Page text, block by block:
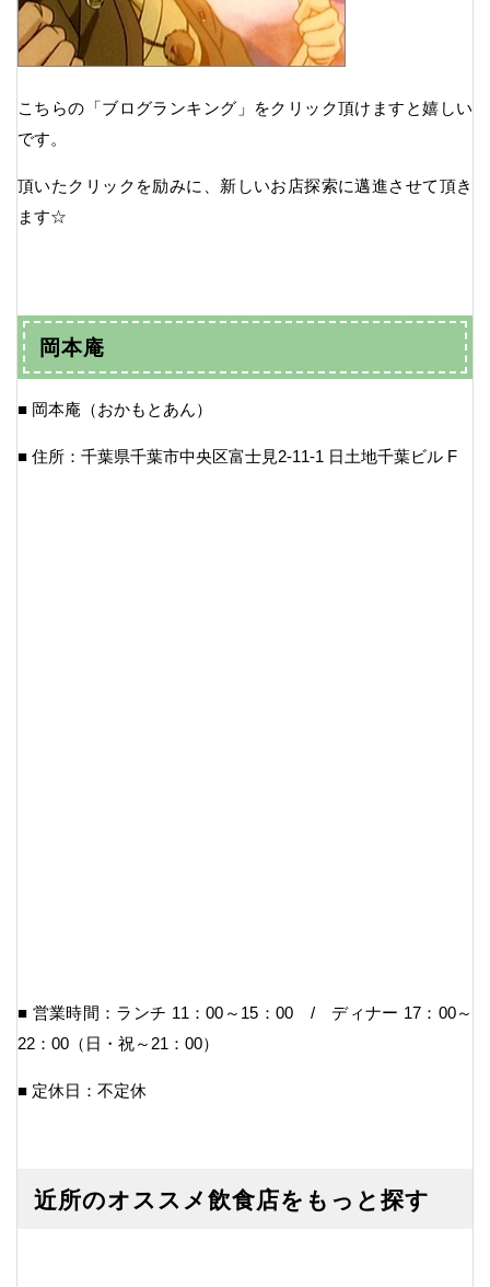
こちらの「ブログランキング」をクリック頂けますと嬉しい
です。
頂いたクリックを励みに、新しいお店探索に邁進させて頂き
ます☆
岡本庵
■ 岡本庵（おかもとあん）
■ 住所：千葉県千葉市中央区富士見2-11-1 日土地千葉ビル F
■ 営業時間：ランチ 11：00～15：00 / ディナー 17：00～
22：00（日・祝～21：00）
■ 定休日：不定休
近所のオススメ飲食店をもっと探す